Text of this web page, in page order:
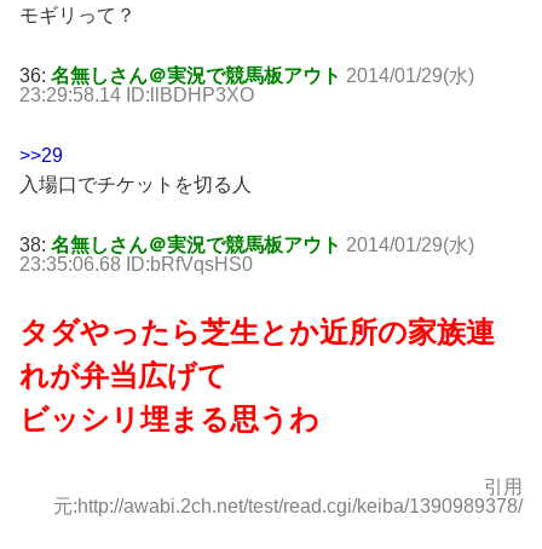
モギリって？
36: 名無しさん＠実況で競馬板アウト 2014/01/29(水)
23:29:58.14 ID:llBDHP3XO
>>29
入場口でチケットを切る人
38: 名無しさん＠実況で競馬板アウト 2014/01/29(水)
23:35:06.68 ID:bRfVqsHS0
タダやったら芝生とか近所の家族連
れが弁当広げて
ビッシリ埋まる思うわ
引用
元:http://awabi.2ch.net/test/read.cgi/keiba/1390989378/